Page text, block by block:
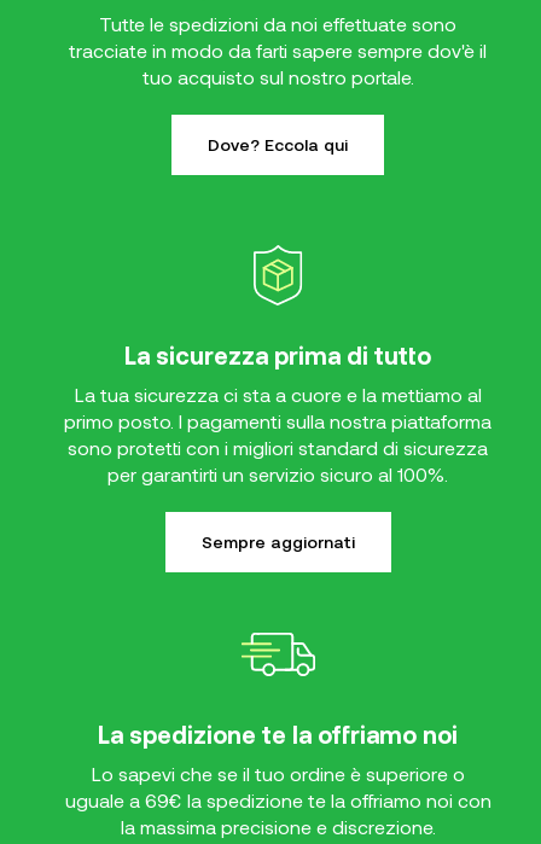
Tutte le spedizioni da noi effettuate sono
tracciate in modo da farti sapere sempre dov'è il
tuo acquisto sul nostro portale.
Dove? Eccola qui
La sicurezza prima di tutto
La tua sicurezza ci sta a cuore e la mettiamo al
primo posto. I pagamenti sulla nostra piattaforma
sono protetti con i migliori standard di sicurezza
per garantirti un servizio sicuro al 100%.
Sempre aggiornati
La spedizione te la offriamo noi
Lo sapevi che se il tuo ordine è superiore o
uguale a 69€ la spedizione te la offriamo noi con
la massima precisione e discrezione.